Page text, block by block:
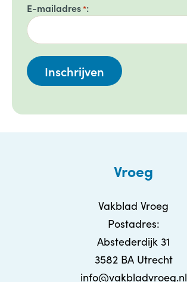
E-mailadres*
Vroeg
Vakblad Vroeg
Postadres:
Abstederdijk 31
3582 BA Utrecht
info@vakbladvroeg.nl